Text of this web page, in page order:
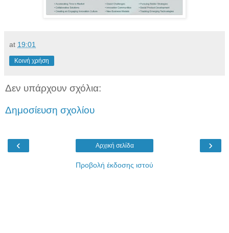
at 19:01
Κοινή χρήση
Δεν υπάρχουν σχόλια:
Δημοσίευση σχολίου
‹ ›
Αρχική σελίδα
Προβολή έκδοσης ιστού